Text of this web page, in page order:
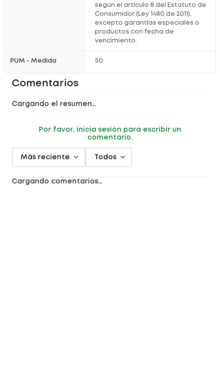
según el artículo 8 del Estatuto de
Consumidor (Ley 1480 de 2011),
excepto garantías especiales o
productos con fecha de
vencimiento.
PUM - Medida 50
Comentarios
Cargando el resumen…
Por favor, inicia sesión para escribir un
comentario.
Más reciente Todos
Cargando comentarios…